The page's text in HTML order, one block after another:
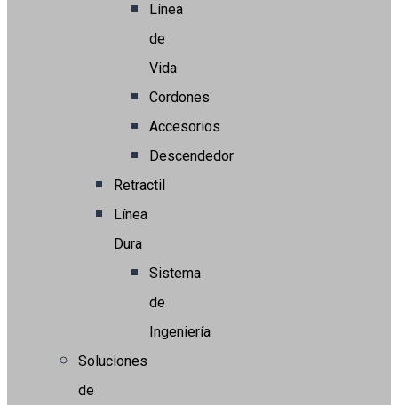
Línea
de
Vida
Cordones
Accesorios
Descendedor
Retractil
Línea
Dura
Sistema
de
Ingeniería
Soluciones
de